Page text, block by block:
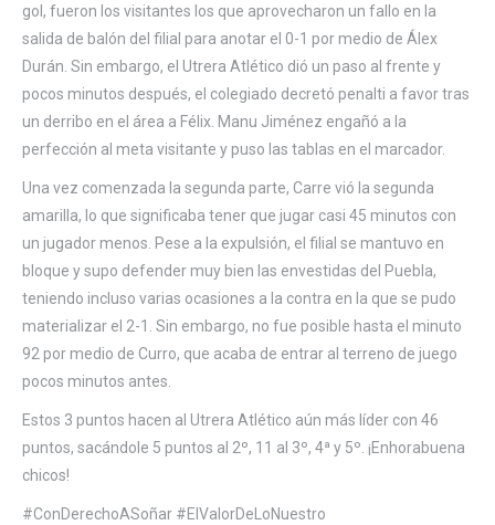
gol, fueron los visitantes los que aprovecharon un fallo en la
salida de balón del filial para anotar el 0-1 por medio de Álex
Durán. Sin embargo, el Utrera Atlético dió un paso al frente y
pocos minutos después, el colegiado decretó penalti a favor tras
un derribo en el área a Félix. Manu Jiménez engañó a la
perfección al meta visitante y puso las tablas en el marcador.
Una vez comenzada la segunda parte, Carre vió la segunda
amarilla, lo que significaba tener que jugar casi 45 minutos con
un jugador menos. Pese a la expulsión, el filial se mantuvo en
bloque y supo defender muy bien las envestidas del Puebla,
teniendo incluso varias ocasiones a la contra en la que se pudo
materializar el 2-1. Sin embargo, no fue posible hasta el minuto
92 por medio de Curro, que acaba de entrar al terreno de juego
pocos minutos antes.
Estos 3 puntos hacen al Utrera Atlético aún más líder con 46
puntos, sacándole 5 puntos al 2º, 11 al 3º, 4ª y 5º. ¡Enhorabuena
chicos!
#ConDerechoASoñar #ElValorDeLoNuestro